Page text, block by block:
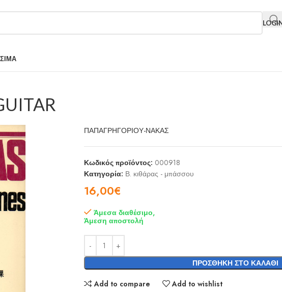
ΠΑΠΑΓΡΗΓΟΡΙΟΥ-ΝΑΚΑΣ
Κωδικός προϊόντος: 000918
Κατηγορία: Β. κιθάρας - μπάσσου
16,00€
Άμεσα διαθέσιμο,
Άμεση αποστολή
ΠΡΟΣΘΉΚΗ ΣΤΟ ΚΑΛΆΘΙ
Add to compare Add to wishlist